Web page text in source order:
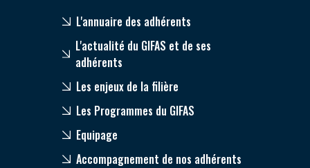
L'annuaire des adhérents
L'actualité du GIFAS et de ses
adhérents
Les enjeux de la filière
Les Programmes du GIFAS
Equipage
Accompagnement de nos adhérents